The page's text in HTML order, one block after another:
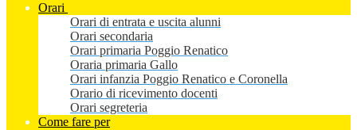
Orari
Orari di entrata e uscita alunni
Orari secondaria
Orari primaria Poggio Renatico
Oraria primaria Gallo
Orari infanzia Poggio Renatico e Coronella
Orario di ricevimento docenti
Orari segreteria
Come fare per